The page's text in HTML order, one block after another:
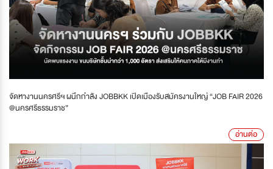
จัดหางานนครศรีฯ ผนึกกำลัง JOBBKK เปิดเมืองรับสมัครงานใหญ่ “JOB FAIR 2026
@นครศรีธรรมราช”
อ่านต่อ